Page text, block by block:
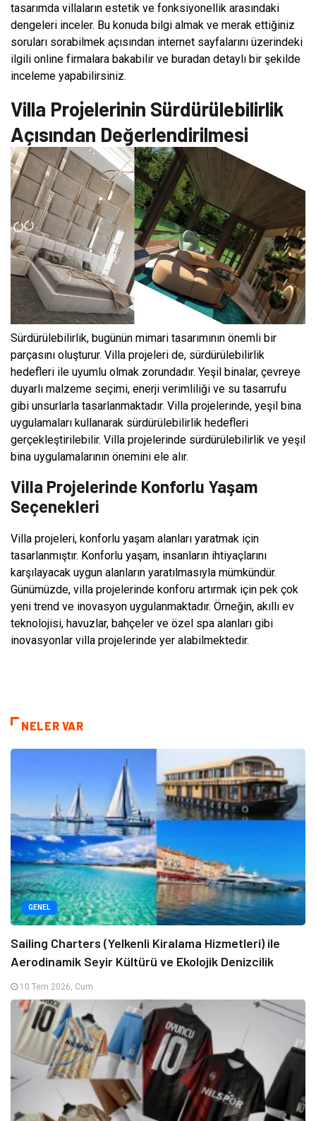
tasarımda villaların estetik ve fonksiyonellik arasındaki
dengeleri inceler. Bu konuda bilgi almak ve merak ettiğiniz
soruları sorabilmek açısından internet sayfalarını üzerindeki
ilgili online firmalara bakabilir ve buradan detaylı bir şekilde
inceleme yapabilirsiniz.
Villa Projelerinin Sürdürülebilirlik
Açısından Değerlendirilmesi
Sürdürülebilirlik, bugünün mimari tasarımının önemli bir
parçasını oluşturur. Villa projeleri de, sürdürülebilirlik
hedefleri ile uyumlu olmak zorundadır. Yeşil binalar, çevreye
duyarlı malzeme seçimi, enerji verimliliği ve su tasarrufu
gibi unsurlarla tasarlanmaktadır. Villa projelerinde, yeşil bina
uygulamaları kullanarak sürdürülebilirlik hedefleri
gerçekleştirilebilir. Villa projelerinde sürdürülebilirlik ve yeşil
bina uygulamalarının önemini ele alır.
Villa Projelerinde Konforlu Yaşam
Seçenekleri
Villa projeleri, konforlu yaşam alanları yaratmak için
tasarlanmıştır. Konforlu yaşam, insanların ihtiyaçlarını
karşılayacak uygun alanların yaratılmasıyla mümkündür.
Günümüzde, villa projelerinde konforu artırmak için pek çok
yeni trend ve inovasyon uygulanmaktadır. Örneğin, akıllı ev
teknolojisi, havuzlar, bahçeler ve özel spa alanları gibi
inovasyonlar villa projelerinde yer alabilmektedir.
NELER VAR
GENEL
Sailing Charters (Yelkenli Kiralama Hizmetleri) ile
Aerodinamik Seyir Kültürü ve Ekolojik Denizcilik
10 Tem 2026, Cum